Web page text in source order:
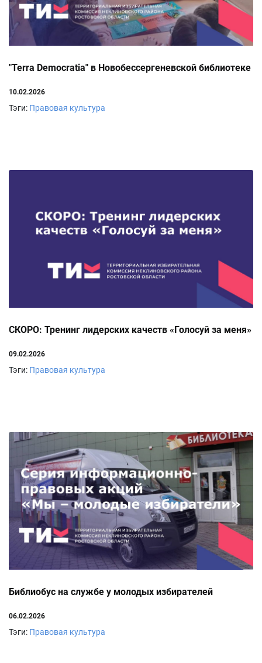
"Terra Democratia" в Новобессергеневской библиотеке
10.02.2026
Тэги: Правовая культура
СКОРО: Тренинг лидерских качеств «Голосуй за меня»
09.02.2026
Тэги: Правовая культура
Библиобус на службе у молодых избирателей
06.02.2026
Тэги: Правовая культура